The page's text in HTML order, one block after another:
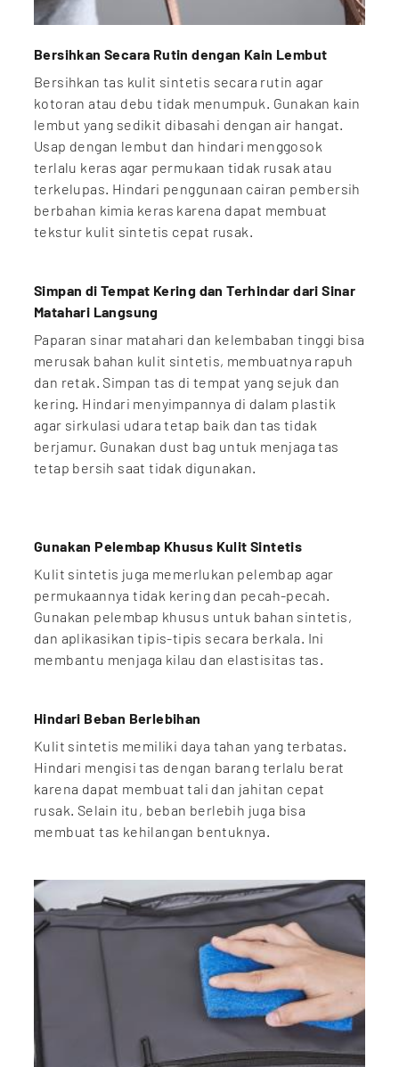
Bersihkan Secara Rutin dengan Kain Lembut
Bersihkan tas kulit sintetis secara rutin agar
kotoran atau debu tidak menumpuk. Gunakan kain
lembut yang sedikit dibasahi dengan air hangat.
Usap dengan lembut dan hindari menggosok
terlalu keras agar permukaan tidak rusak atau
terkelupas. Hindari penggunaan cairan pembersih
berbahan kimia keras karena dapat membuat
tekstur kulit sintetis cepat rusak.
Simpan di Tempat Kering dan Terhindar dari Sinar
Matahari Langsung
Paparan sinar matahari dan kelembaban tinggi bisa
merusak bahan kulit sintetis, membuatnya rapuh
dan retak. Simpan tas di tempat yang sejuk dan
kering. Hindari menyimpannya di dalam plastik
agar sirkulasi udara tetap baik dan tas tidak
berjamur. Gunakan dust bag untuk menjaga tas
tetap bersih saat tidak digunakan.
Gunakan Pelembap Khusus Kulit Sintetis
Kulit sintetis juga memerlukan pelembap agar
permukaannya tidak kering dan pecah-pecah.
Gunakan pelembap khusus untuk bahan sintetis,
dan aplikasikan tipis-tipis secara berkala. Ini
membantu menjaga kilau dan elastisitas tas.
Hindari Beban Berlebihan
Kulit sintetis memiliki daya tahan yang terbatas.
Hindari mengisi tas dengan barang terlalu berat
karena dapat membuat tali dan jahitan cepat
rusak. Selain itu, beban berlebih juga bisa
membuat tas kehilangan bentuknya.